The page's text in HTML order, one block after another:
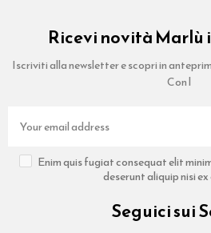
Ricevi novità Marlù
Iscriviti alla newsletter e scopri in
Con l
Enim quis fugiat consequat elit
deserunt aliquip nisi
Seguici sui